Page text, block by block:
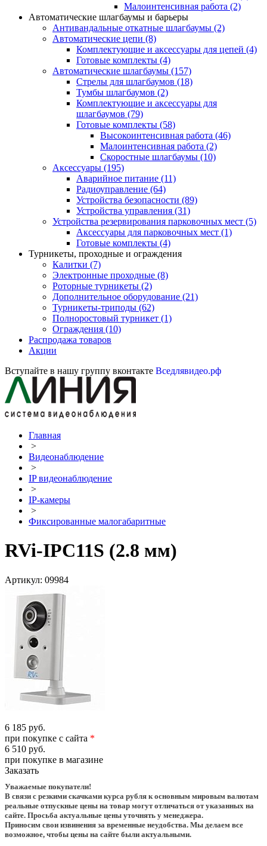
Малоинтенсивная работа (2)
Автоматические шлагбаумы и барьеры
Антивандальные откатные шлагбаумы (2)
Автоматические цепи (8)
Комплектующие и аксессуары для цепей (4)
Готовые комплекты (4)
Автоматические шлагбаумы (157)
Стрелы для шлагбаумов (18)
Тумбы шлагбаумов (2)
Комплектующие и аксессуары для
шлагбаумов (79)
Готовые комплекты (58)
Высокоинтенсивная работа (46)
Малоинтенсивная работа (2)
Скоростные шлагбаумы (10)
Аксессуары (195)
Аварийное питание (11)
Радиоуправление (64)
Устройства безопасности (89)
Устройства управления (31)
Устройства резервирования парковочных мест (5)
Аксессуары для парковочных мест (1)
Готовые комплекты (4)
Турникеты, проходные и ограждения
Калитки (7)
Электронные проходные (8)
Роторные турникеты (2)
Дополнительное оборудование (21)
Турникеты-триподы (62)
Полноростовый турникет (1)
Ограждения (10)
Распродажа товаров
Акции
Вступайте в нашу группу вконтакте Вседлявидео.рф
Главная
>
Видеонаблюдение
>
IP видеонаблюдение
>
IP-камеры
>
Фиксированные малогабаритные
RVi-IPC11S (2.8 мм)
Артикул: 09984
6 185 руб.
при покупке с сайта *
6 510 руб.
при покупке в магазине
Заказать
Уважаемые покупатели!
В связи с резкими скачками курса рубля к основным мировым валютам
реальные отпускные цены на товар могут отличаться от указанных на
сайте. Просьба актуальные цены уточнять у менеджера.
Приносим свои извинения за временные неудобства. Мы делаем все
возможное, чтобы цены на сайте были актуальными.